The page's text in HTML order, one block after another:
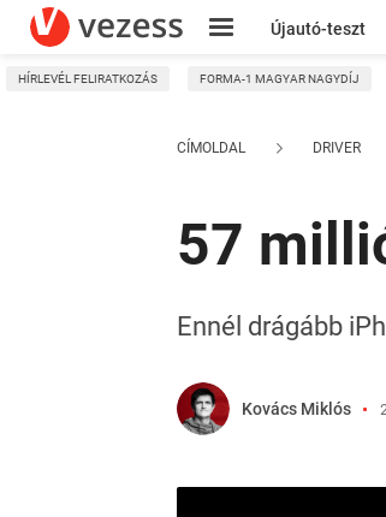
Újautó-teszt
Kresz
HÍRLEVÉL FELIRATKOZÁS FORMA-1 MAGYAR NAGYDÍJ
CÍMOLDAL DRIVER
57
Ennél drágább
Kovács Miklós